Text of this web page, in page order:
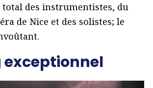
total des instrumentistes, du
de Nice et des solistes; le